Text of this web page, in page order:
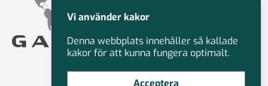
Vi använder kakor
Denna webbplats innehåller så kallade
kakor för att kunna fungera optimalt.
Acceptera